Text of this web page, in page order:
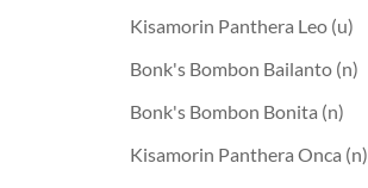
Kisamorin Panthera Leo (u)
Bonk's Bombon Bailanto (n)
Bonk's Bombon Bonita (n)
Kisamorin Panthera Onca (n)